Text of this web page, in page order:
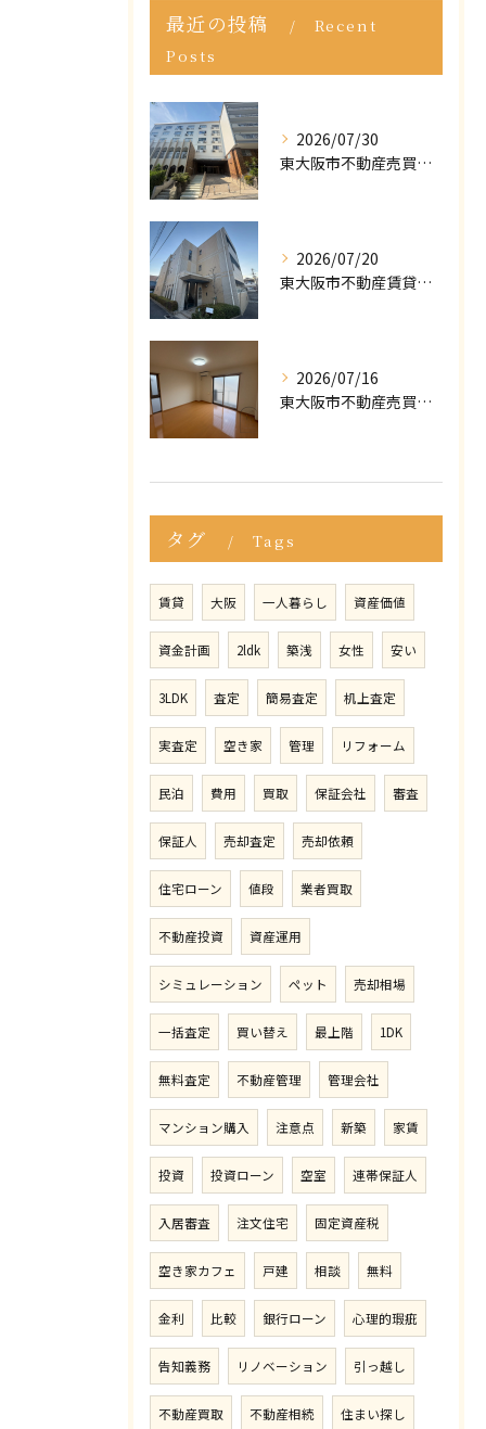
最近の投稿
Recent
Posts
2026/07/30
東大阪市不動産売買｜東大阪市で不動産売却をご依頼いただきました｜売却実績をご紹介
2026/07/20
東大阪市不動産賃貸｜ポータルサイトで「掘り出し物件」が見つからない？プロが教える条件の緩め方
2026/07/16
東大阪市不動産売買｜マイホームの購入・売却で後悔しないために！知っておくべき「3つの罠」
タグ Tags
賃貸 大阪 一人暮らし 資産価値
資金計画 2ldk 築浅 女性 安い
3LDK 査定 簡易査定 机上査定
実査定 空き家 管理 リフォーム
民泊 費用 買取 保証会社 審査
保証人 売却査定 売却依頼
住宅ローン 値段 業者買取
不動産投資 資産運用
シミュレーション ペット 売却相場
一括査定 買い替え 最上階 1DK
無料査定 不動産管理 管理会社
マンション購入 注意点 新築 家賃
投資 投資ローン 空室 連帯保証人
入居審査 注文住宅 固定資産税
空き家カフェ 戸建 相談 無料
金利 比較 銀行ローン 心理的瑕疵
告知義務 リノベーション 引っ越し
不動産買取 不動産相続 住まい探し